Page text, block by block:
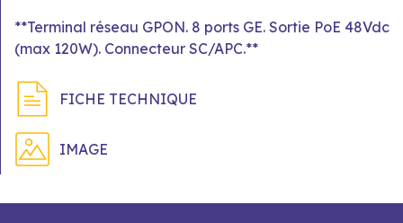
**Terminal réseau GPON. 8 ports GE. Sortie PoE 48Vdc
(max 120W). Connecteur SC/APC.**
FICHE TECHNIQUE
IMAGE